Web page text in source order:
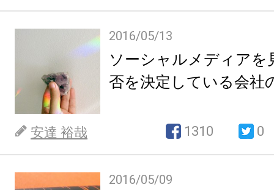
2016/05/13
ソーシャルメディアを
否を決定している会社
安達 裕哉 1310 0
2016/05/09